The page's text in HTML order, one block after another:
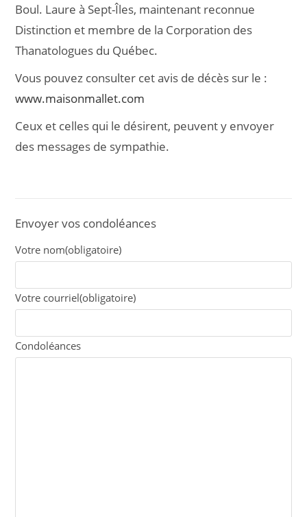
Boul. Laure à Sept-Îles, maintenant reconnue
Distinction et membre de la Corporation des
Thanatologues du Québec.
Vous pouvez consulter cet avis de décès sur le :
www.maisonmallet.com
Ceux et celles qui le désirent, peuvent y envoyer
des messages de sympathie.
Envoyer vos condoléances
Votre nom(obligatoire)
Votre courriel(obligatoire)
Condoléances